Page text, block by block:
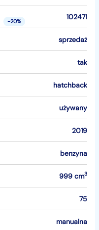
-20%
102471
sprzedaż
tak
hatchback
używany
2019
benzyna
999 cm3
75
manualna